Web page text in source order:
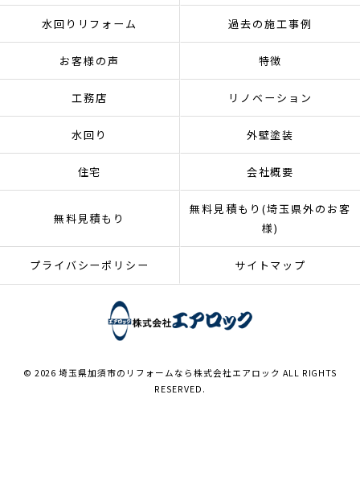
水回りリフォーム 過去の施工事例
お客様の声 特徴
工務店 リノベーション
水回り 外壁塗装
住宅 会社概要
無料見積もり
無料見積もり(埼玉県外のお客
様)
プライバシーポリシー サイトマップ
© 2026 埼玉県加須市のリフォームなら株式会社エアロック ALL RIGHTS
RESERVED.